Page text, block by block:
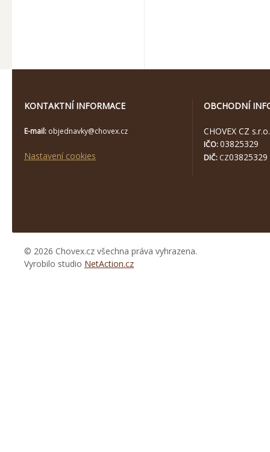
KONTAKTNÍ INFORMACE
E-mail: objednavky@chovex.cz
Nastavení cookies
OBCHODNÍ
CHOVEX CZ s.r.o.
IČO:03825329
DIČ: CZ03825329
© 2026 Chovex.cz všechna práva vyhrazena.
Vyrobilo studio NetAction.cz